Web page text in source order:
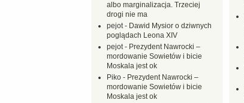
albo marginalizacja. Trzeciej
drogi nie ma
pejot- Dawid Mysior o dziwnych
poglądach Leona XIV
pejot- Prezydent Nawrocki –
mordowanie Sowietów i bicie
Moskala jest ok
Piko - Prezydent Nawrocki –
mordowanie Sowietów i bicie
Moskala jest ok